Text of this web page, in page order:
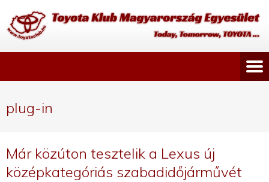
plug-in
Már közúton tesztelik a Lexus új
középkategóriás szabadidőjárművét